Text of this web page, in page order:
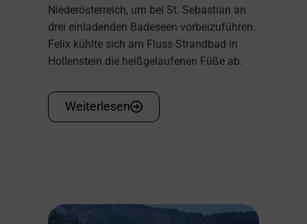
Niederösterreich, um bei St. Sebastian an
drei einladenden Badeseen vorbeizuführen.
Felix kühlte sich am Fluss-Strandbad in
Hollenstein die heißgelaufenen Füße ab.
Weiterlesen